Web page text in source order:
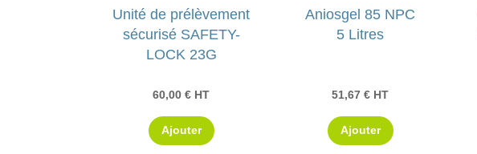
Unité de prélèvement
sécurisé SAFETY-
LOCK 23G
60,00€ HT
Ajouter
Aniosgel 85 NPC
5 Litres
51,67€ HT
Ajouter